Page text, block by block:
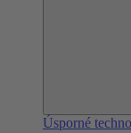
Úsporné